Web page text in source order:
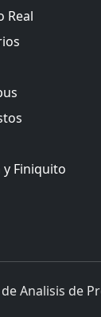
Real
Finiquito
Analisis de